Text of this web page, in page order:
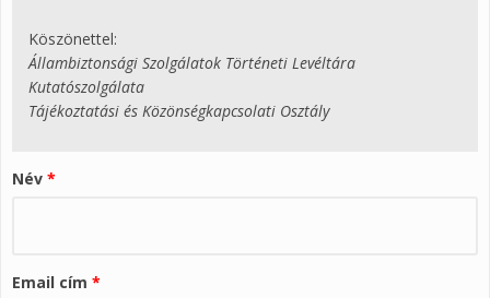
Köszönettel:
Állambiztonsági Szolgálatok Történeti Levéltára
Kutatószolgálata
Tájékoztatási és Közönségkapcsolati Osztály
Név *
Email cím *